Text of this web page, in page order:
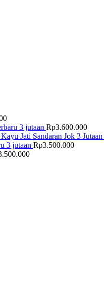
3 jutaan Rp3.600.000
Jati Sandaran Jok 3 Jutaan
3 jutaan Rp3.500.000